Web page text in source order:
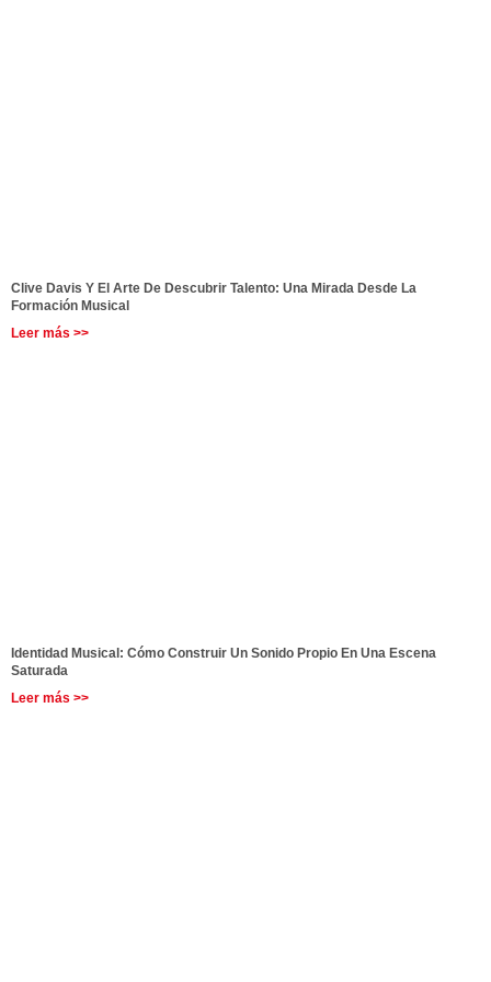
Clive Davis Y El Arte De Descubrir Talento: Una Mirada Desde La
Formación Musical
Leer más >>
Identidad Musical: Cómo Construir Un Sonido Propio En Una Escena
Saturada
Leer más >>